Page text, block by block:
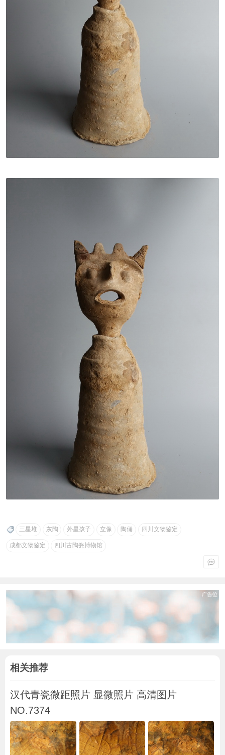
三星堆 灰陶 外星孩子 立像 陶俑 四川文物鉴定
成都文物鉴定 四川古陶瓷博物馆
相关推荐
汉代青瓷微距照片 显微照片 高清图片
NO.7374